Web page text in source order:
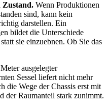
Zustand. Wenn Produktionen
sind, kann kein
darstellen. Ein
bildet die Unterschiede
sie einzuebnen. Ob Sie das
ausgelegter
Sessel liefert nicht mehr
die Wege der Chassis erst mit
der Raumanteil stark zunimmt.